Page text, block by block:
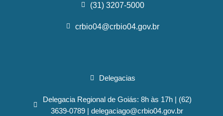
(31) 3207-5000
crbio04@crbio04.gov.br
Delegacias
Delegacia Regional de Goiás: 8h às 17h | (62)
3639-0789 | delegaciago@crbio04.gov.br